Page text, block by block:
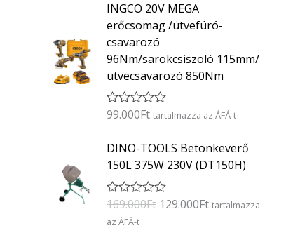
é
e
l
é
s
:
/
5
INGCO 20V MEGA
erőcsomag /ütvefúró-
csavarozó
96Nm/sarokcsiszoló 115mm/
ütvecsavarozó 850Nm
É
é
k
e
é
s
0
/
99.000Ft tartalmazza az ÁFÁ-t
DINO-TOOLS Betonkeverő
150L 375W 230V (DT150H)
É
t
é
169.000Ft
O
r
g
129.000Ft
C
u
etartalmazza
az ÁFÁ-t